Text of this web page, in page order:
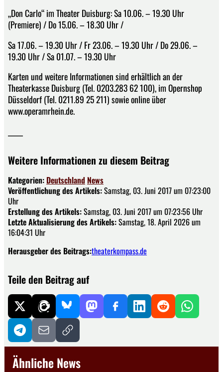
„Don Carlo“ im Theater Duisburg: Sa 10.06. – 19.30 Uhr
(Premiere) / Do 15.06. – 18.30 Uhr /
Sa 17.06. – 19.30 Uhr / Fr 23.06. – 19.30 Uhr / Do 29.06. –
19.30 Uhr / Sa 01.07. – 19.30 Uhr
Karten und weitere Informationen sind erhältlich an der
Theaterkasse Duisburg (Tel. 0203.283 62 100), im Opernshop
Düsseldorf (Tel. 0211.89 25 211) sowie online über
www.operamrhein.de.
Weitere Informationen zu diesem Beitrag
Kategorien: Deutschland News
Veröffentlichung des Artikels:Samstag, 03. Juni 2017 um 07:23:00
Uhr
Erstellung des Artikels:Samstag, 03. Juni 2017 um 07:23:56 Uhr
Letzte Aktualisierung des Artikels:Samstag, 18. April 2026 um
16:04:31 Uhr
Herausgeber des Beitrags:theaterkompass.de
Teile den Beitrag auf
Ähnliche News